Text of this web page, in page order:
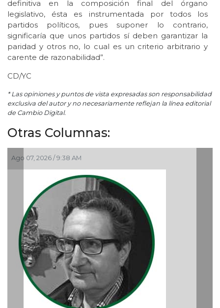
definitiva en la composición final del órgano
legislativo, ésta es instrumentada por todos los
partidos políticos, pues suponer lo contrario,
significaría que unos partidos sí deben garantizar la
paridad y otros no, lo cual es un criterio arbitrario y
carente de razonabilidad”.
CD/YC
* Las opiniones y puntos de vista expresadas son responsabilidad
exclusiva del autor y no necesariamente reflejan la línea editorial
de Cambio Digital.
Otras Columnas:
Ago 05, 2026 / 9:04 PM